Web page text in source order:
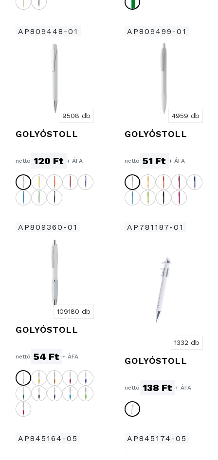
AP809448-01
9508 db
GOLYÓSTOLL
nettó 120 Ft + ÁFA
AP809499-01
4959 db
GOLYÓSTOLL
nettó 51 Ft + ÁFA
AP809360-01
109180 db
GOLYÓSTOLL
nettó 54 Ft + ÁFA
AP781187-01
1332 db
GOLYÓSTOLL
nettó 138 Ft + ÁFA
AP845164-05 AP845174-05